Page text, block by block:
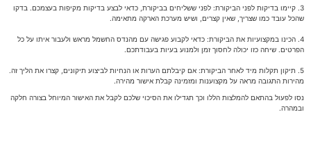
3. קיימו בדיקות לפני הביקורת: לפני ששליחים בביקורת, כדאי לבצע בדיקות מקיפות בעצמכם. בדקו
שהכל עובד כמו שצריך, שאין קצרים, ושיש מערכת הארקה מתאימה.
4. הכינו במקצועיות את הביקורת: כדאי לקבוע פגישה עם מהנדס החשמל מראש ולעבור איתו על כל
הפרטים. שיחה כזו יכולה לחסוך זמן ולמנוע בעיות בעבודתכם.
5. תיקון תקלות מיד לאחר הביקורת: אם קיבלתם הערות או הנחיות לביצוע תיקונים, קצרו את הליך זה.
מהירות התגובה מראה על מקצוענות ומזמינה קבלת אישור מהירה.
נסו לפעול בהתאם להמלצות הללו וכך תגדילו את הסיכוי שלכם לקבל את האישור המיוחל בצורה חלקה
ובמהרה.